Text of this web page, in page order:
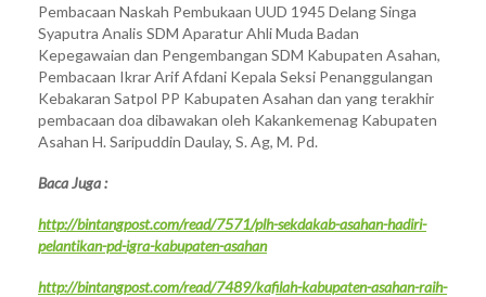
Pembacaan Naskah Pembukaan UUD 1945 Delang Singa
Syaputra Analis SDM Aparatur Ahli Muda Badan
Kepegawaian dan Pengembangan SDM Kabupaten Asahan,
Pembacaan Ikrar Arif Afdani Kepala Seksi Penanggulangan
Kebakaran Satpol PP Kabupaten Asahan dan yang terakhir
pembacaan doa dibawakan oleh Kakankemenag Kabupaten
Asahan H. Saripuddin Daulay, S. Ag, M. Pd.
Baca Juga :
http://bintangpost.com/read/7571/plh-sekdakab-asahan-hadiri-
pelantikan-pd-igra-kabupaten-asahan
http://bintangpost.com/read/7489/kafilah-kabupaten-asahan-raih-